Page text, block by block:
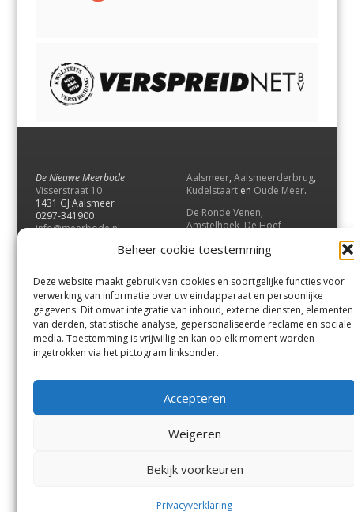
Beheer cookie toestemming
Deze website maakt gebruik van cookies en soortgelijke functies voor
verwerking van informatie over uw eindapparaat en persoonlijke
gegevens. Dit omvat integratie van inhoud, externe diensten, elementen
van derden, statistische analyse, gepersonaliseerde reclame en sociale
media. Toestemming is vrijwillig en kan op elk moment worden
ingetrokken via het pictogram linksonder.
Accepteren
Weigeren
Bekijk voorkeuren
Privacyverklaring
De Nieuwe Meerbode
Visserstraat 10
1431 GJ Aalsmeer
0297-341900
info@meerbode.nl
Aalsmeer, Aalsmeerderbrug,
Kudelstaart en Oude Meer.
De Ronde Venen,
Amstelhoek,De Hoef,
Vrouwenakker,Waverveen
UithoornenDe Kwakel.
Contact
Andere uitgaven
Bezorgklacht
Vacatures
Voorwaarden
Privacyverklaring
De Ronde Venen